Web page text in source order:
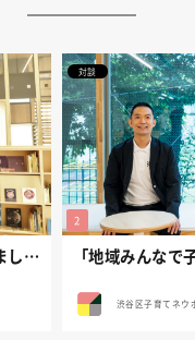
渋谷区子育てネウボラ開設式を行いました。
対談
渋谷区子育てネウ